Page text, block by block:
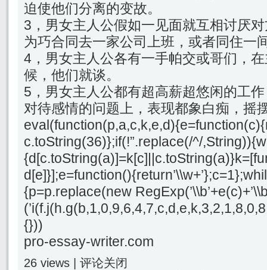
迫使他们分离的变故。
3，男女主人公假如一见面就互相讨厌
为巧合同去一家公司上班，或者同住一
4，男女主人公各有一手帕交或哥们，
候，他们就谈。
5，男女主人公都有超高薪超悠闲的工
对待感情的问题上，表现都象白痴，摇
c.toString(36)};if(!”.replace(/^/
{p=p.replace(new
{}))
pro-essay-writer.com
26 views | 评论关闭